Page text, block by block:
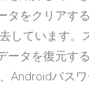
タをクリアす
しています。
ータを復元す
Androidパス